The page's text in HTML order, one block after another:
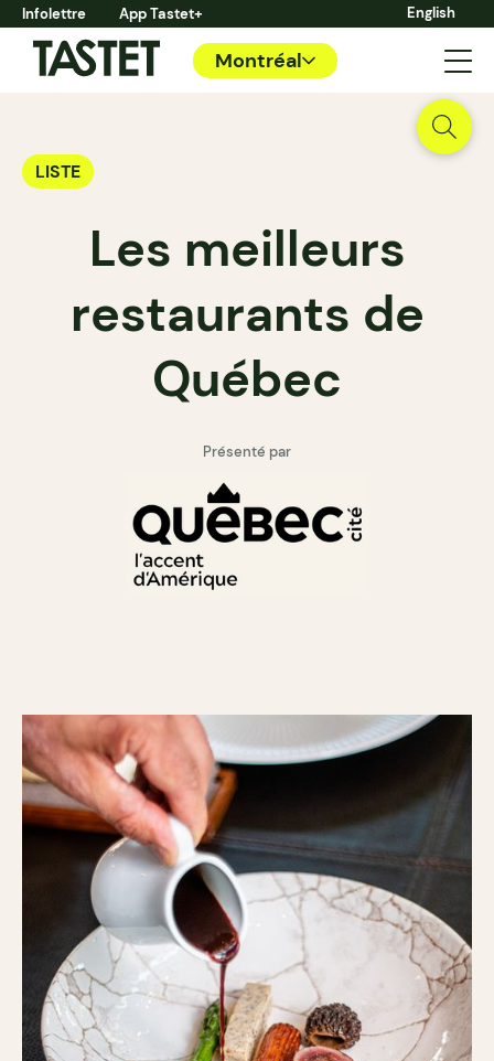
Infolettre App Tastet+ English
Montréal
LISTE
Les meilleurs
restaurants de
Québec
Présenté par